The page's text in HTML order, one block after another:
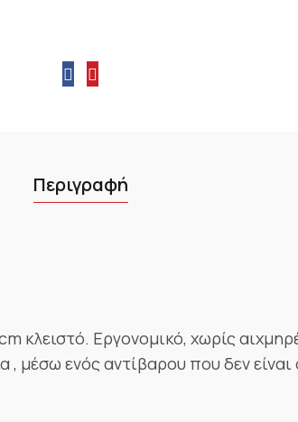
Περιγραφή
κλειστό. Εργονομικό, χωρίς
μέσω ενός αντίβαρου που δεν